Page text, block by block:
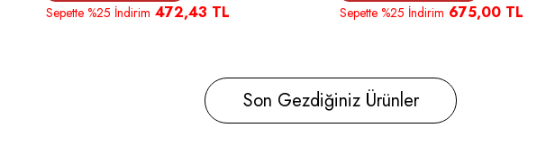
Sepette %25 İndirim 472,43 TL
Sepette %25 İndirim 675,00 TL
Son Gezdiğiniz Ürünler